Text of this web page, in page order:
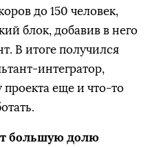
до 150 человек,
блок, добавив в него
В итоге получился
интегратор,
еще и что-то
большую долю